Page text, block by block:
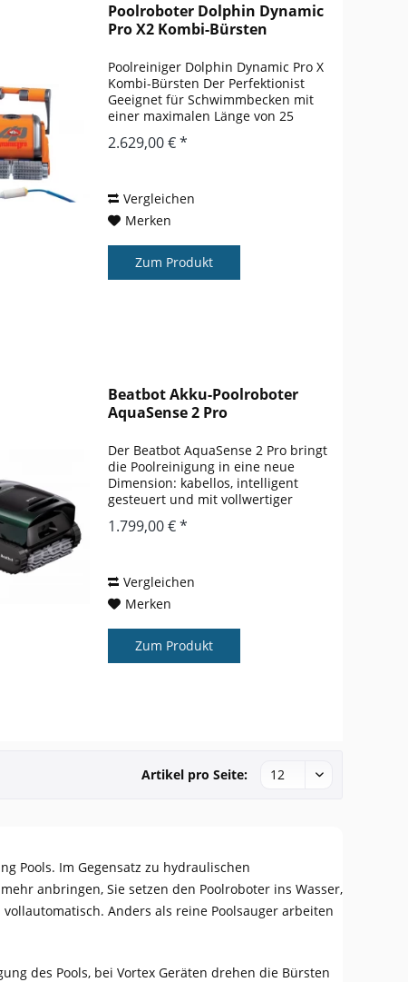
Poolroboter Dolphin Dynamic
Pro X2 Kombi-Bürsten
Poolreiniger Dolphin Dynamic Pro X
Kombi-Bürsten Der Perfektionist
Geeignet für Schwimmbecken mit
einer maximalen Länge von 25
Metern. Dolphin Dynamic Pro X
ultrastarker, ultraintelligenter
2.629,00 € *
Vergleichen
Merken
Zum Produkt
Beatbot Akku-Poolroboter
AquaSense 2 Pro
Der Beatbot AquaSense 2 Pro bringt
die Poolreinigung in eine neue
Dimension: kabellos, intelligent
gesteuert und mit vollwertiger
Oberflächen- und Wasserklärung.
Für anspruchsvolle Besitzer eines
1.799,00 € *
Vergleichen
Merken
Zum Produkt
Artikel pro Seite:
Pools. Im Gegensatz zu hydraulischen
anbringen, Sie setzen den Poolroboter ins Wasser,
Anders als reine Poolsauger arbeiten
des Pools, bei Vortex Geräten drehen die Bürsten